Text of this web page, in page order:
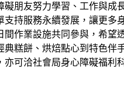
朋友努力學習、工作與
持服務永續發展，讓更
作業設施共同參與，希
糕餅、烘焙點心到特色
可洽社會局身心障礙福利